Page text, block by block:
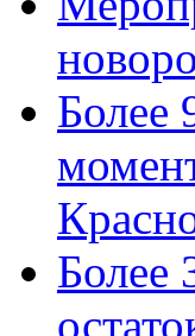
Более
Более